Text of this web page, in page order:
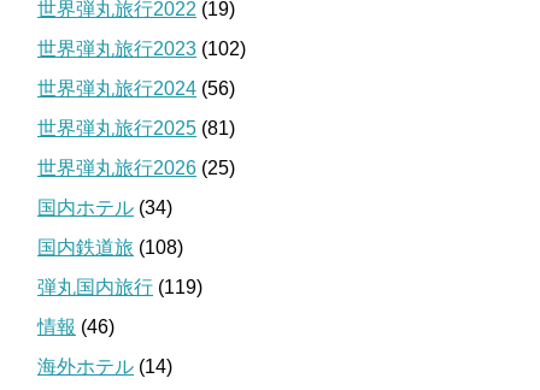
世界弾丸旅行2022 (19)
世界弾丸旅行2023 (102)
世界弾丸旅行2024 (56)
世界弾丸旅行2025 (81)
世界弾丸旅行2026 (25)
国内ホテル (34)
国内鉄道旅 (108)
弾丸国内旅行 (119)
情報 (46)
海外ホテル (14)